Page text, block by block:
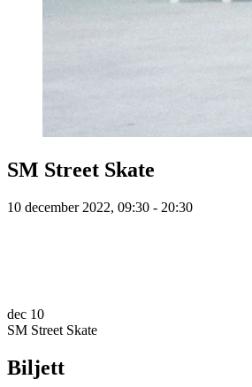
SM Street Skate
10 december 2022, 09:30 - 20:30
dec 10
SM Street Skate
Biljett